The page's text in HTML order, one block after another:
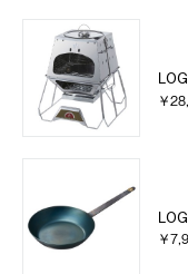
￥
￥